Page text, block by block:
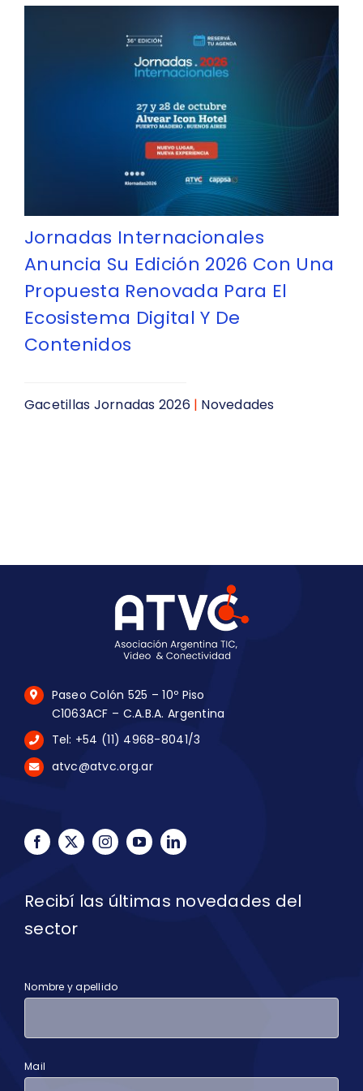
Jornadas Internacionales
Anuncia Su Edición 2026 Con Una
Propuesta Renovada Para El
Ecosistema Digital Y De
Contenidos
Gacetillas Jornadas 2026| Novedades
Paseo Colón 525 – 10º Piso
C1063ACF – C.A.B.A. Argentina
Tel: +54 (11) 4968-8041/3
atvc@atvc.org.ar
Recibí las últimas novedades del
sector
Nombre y apellido
Mail